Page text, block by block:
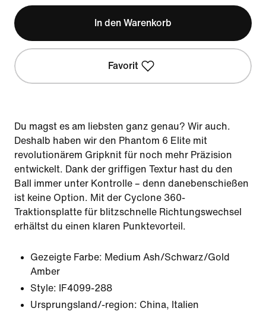
In den Warenkorb
Favorit
Du magst es am liebsten ganz genau? Wir auch.
Deshalb haben wir den Phantom 6 Elite mit
revolutionärem Gripknit für noch mehr Präzision
entwickelt. Dank der griffigen Textur hast du den
Ball immer unter Kontrolle – denn danebenschießen
ist keine Option. Mit der Cyclone 360-
Traktionsplatte für blitzschnelle Richtungswechsel
erhältst du einen klaren Punktevorteil.
Gezeigte Farbe: Medium Ash/Schwarz/Gold
Amber
Style:
IF4099-288
Ursprungsland/-region: China, Italien